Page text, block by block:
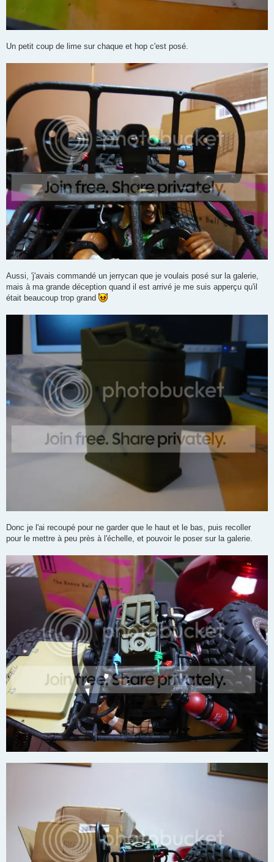
Un petit coup de lime sur chaque et hop c'est posé.
Aussi, 'j'avais commandé un jerrycan que je voulais posé sur la galerie,
mais à ma grande déception quand il est arrivé je me suis apperçu qu'il
était beaucoup trop grand
Donc je l'ai recoupé pour ne garder que le haut et le bas, puis recoller
pour le mettre à peu près à l'échelle, et pouvoir le poser sur la galerie.